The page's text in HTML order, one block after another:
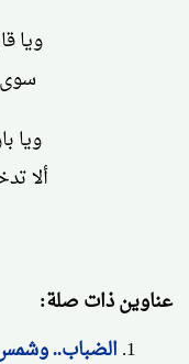
ويا
ويا
ألا
عناوين ذات صلة:
الضباب..